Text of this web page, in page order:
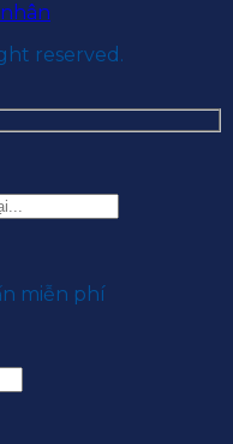
reserved.
miễn phí